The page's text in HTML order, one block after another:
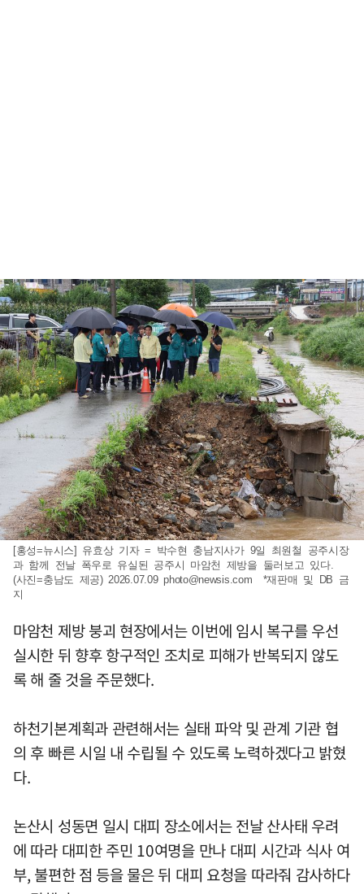
[홍성=뉴시스] 유효상 기자 = 박수현 충남지사가 9일 최원철 공주시장
과 함께 전날 폭우로 유실된 공주시 마암천 제방을 둘러보고 있다.
(사진=충남도 제공) 2026.07.09photo@newsis.com *재판매 및 DB 금
지
마암천 제방 붕괴 현장에서는 이번에 임시 복구를 우선
실시한 뒤 향후 항구적인 조치로 피해가 반복되지 않도
록 해 줄 것을 주문했다.
하천기본계획과 관련해서는 실태 파악 및 관계 기관 협
의 후 빠른 시일 내 수립될 수 있도록 노력하겠다고 밝혔
다.
논산시 성동면 일시 대피 장소에서는 전날 산사태 우려
에 따라 대피한 주민 10여명을 만나 대피 시간과 식사 여
부, 불편한 점 등을 물은 뒤 대피 요청을 따라줘 감사하다